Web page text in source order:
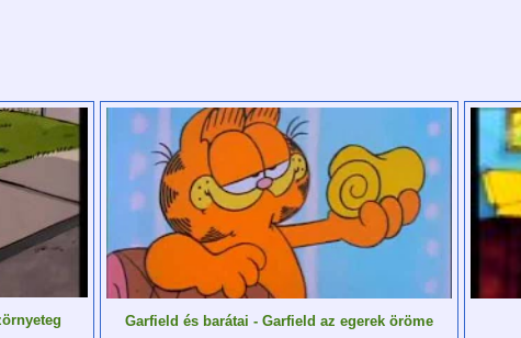
Garfield és barátai - Garfield az egerek öröme